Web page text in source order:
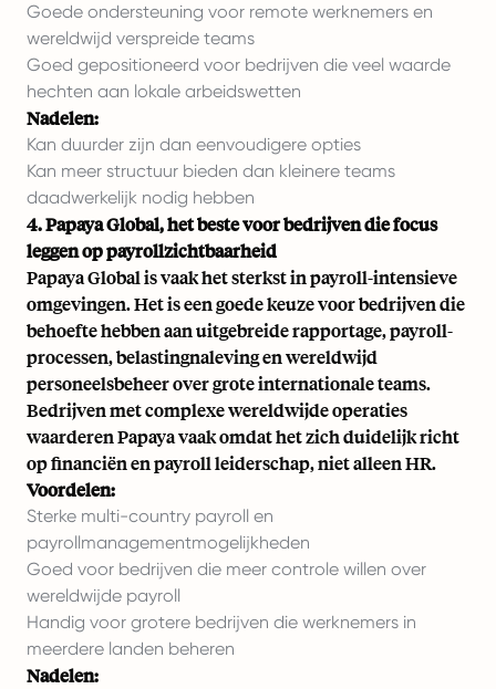
Goede ondersteuning voor remote werknemers en
wereldwijd verspreide teams
Goed gepositioneerd voor bedrijven die veel waarde
hechten aan lokale arbeidswetten
Nadelen:
Kan duurder zijn dan eenvoudigere opties
Kan meer structuur bieden dan kleinere teams
daadwerkelijk nodig hebben
4. Papaya Global, het beste voor bedrijven die focus
leggen op payrollzichtbaarheid
Papaya Global is vaak het sterkst in payroll-intensieve
omgevingen. Het is een goede keuze voor bedrijven die
behoefte hebben aan uitgebreide rapportage, payroll-
processen, belastingnaleving en wereldwijd
personeelsbeheer over grote internationale teams.
Bedrijven met complexe wereldwijde operaties
waarderen Papaya vaak omdat het zich duidelijk richt
op financiën en payroll leiderschap, niet alleen HR.
Voordelen:
Sterke multi-country payroll en
payrollmanagementmogelijkheden
Goed voor bedrijven die meer controle willen over
wereldwijde payroll
Handig voor grotere bedrijven die werknemers in
meerdere landen beheren
Nadelen: